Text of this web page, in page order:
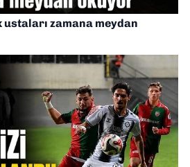
ustaları zamana meydan